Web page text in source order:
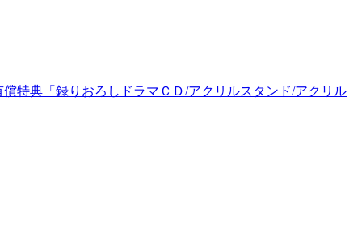
特典「録りおろしドラマＣＤ/アクリルスタンド/アクリル